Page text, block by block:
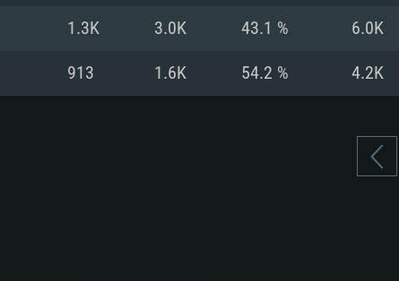
Disque dur: 60,2
1.3K 3.0K 43.1 % 6.0K
913 1.6K 54.2 % 4.2K